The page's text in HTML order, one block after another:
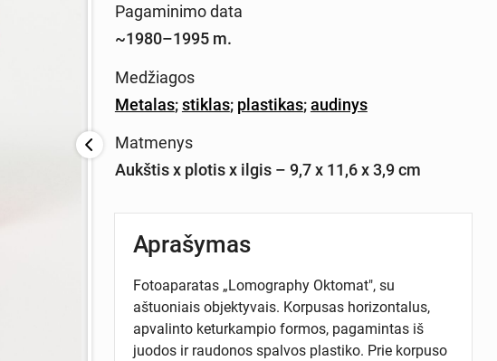
Pagaminimo data
~1980–1995 m.
Medžiagos
Metalas;stiklas; plastikas;audinys
Matmenys
Aukštis x plotis x ilgis – 9,7 x 11,6 x 3,9 cm
Aprašymas
Fotoaparatas „Lomography Oktomat", su
aštuoniais objektyvais. Korpusas horizontalus,
apvalinto keturkampio formos, pagamintas iš
juodos ir raudonos spalvos plastiko. Prie korpuso